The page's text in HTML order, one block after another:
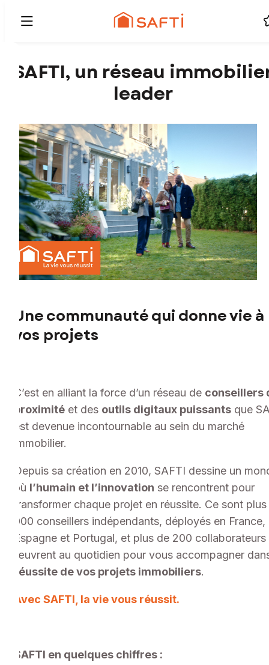
SAFTI, un réseau
leader
Une communauté qui donne vie à
vos projets
C’est en alliant la force d’un réseau de conseillers
proximité et des outils digitaux puissants que
est devenue incontournable au sein du marché
immobilier.
Depuis sa création en 2010, SAFTI dessine un
où l’humain et l’innovation se rencontrent pour
transformer chaque projet en réussite. Ce sont
000 conseillers indépendants, déployés en France,
Espagne et Portugal, et plus de 200 collaborateurs
œuvrent au quotidien pour vous accompagner
réussite de vos projets immobiliers.
Avec SAFTI, la vie vous réussit.
SAFTI en quelques chiffres :